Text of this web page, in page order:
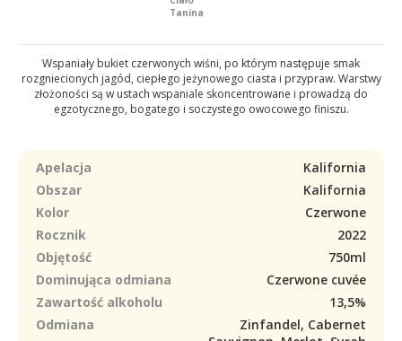
Tanina
Wspaniały bukiet czerwonych wiśni, po którym następuje smak
rozgniecionych jagód, ciepłego jeżynowego ciasta i przypraw. Warstwy
złożoności są w ustach wspaniale skoncentrowane i prowadzą do
egzotycznego, bogatego i soczystego owocowego finiszu.
Apelacja
Kalifornia
Obszar
Kalifornia
Kolor
Czerwone
Rocznik
2022
Objętość
750ml
Dominująca odmiana
Czerwone cuvée
Zawartość alkoholu
13,5%
Odmiana
Zinfandel, Cabernet